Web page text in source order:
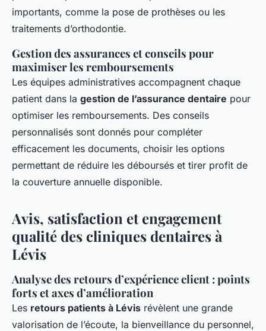
importants, comme la pose de prothèses ou les
traitements d’orthodontie.
Gestion des assurances et conseils pour
maximiser les remboursements
Les équipes administratives accompagnent chaque
patient dans la gestion de l’assurance dentaire pour
optimiser les remboursements. Des conseils
personnalisés sont donnés pour compléter
efficacement les documents, choisir les options
permettant de réduire les déboursés et tirer profit de
la couverture annuelle disponible.
Avis, satisfaction et engagement
qualité des cliniques dentaires à
Lévis
Analyse des retours d’expérience client : points
forts et axes d’amélioration
Les retours patients à Lévis révèlent une grande
valorisation de l’écoute, la bienveillance du personnel,